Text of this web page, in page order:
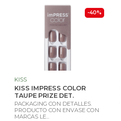
-40%
KISS
KISS IMPRESS COLOR
TAUPE PRIZE DET.
PACKAGING CON DETALLES.
PRODUCTO CON ENVASE CON
MARCAS LE...